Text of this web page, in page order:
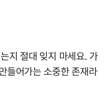
지 절대 잊지 마세요. 가
들어가는 소중한 존재라